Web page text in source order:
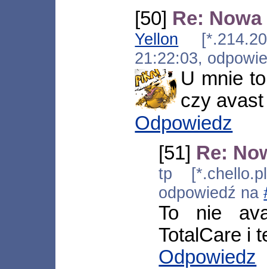
[50] Re:
Yellon
21:22:03,
U mnie
czy
Odpowiedz
[51] Re:
tp
odpowiedź na
To nie
TotalCare i
Odpowiedz